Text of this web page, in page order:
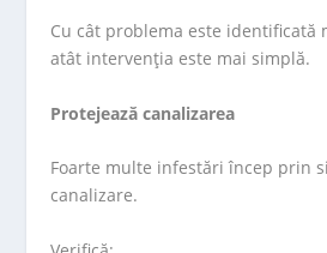
Cu cât problema este identificată
atât intervenția este mai simplă.
Protejează canalizarea
Foarte multe infestări încep prin
canalizare.